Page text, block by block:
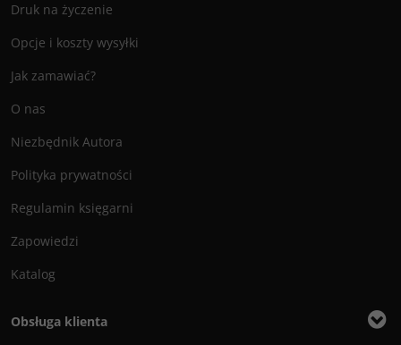
Druk na życzenie
Opcje i koszty wysyłki
Jak zamawiać?
O nas
Niezbędnik Autora
Polityka prywatności
Regulamin księgarni
Zapowiedzi
Katalog
Obsługa klienta